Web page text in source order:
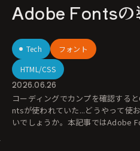
Adobe Fontsの
Tech
フォント
HTML/CSS
2026.06.26
コーディングでカンプを確認する
ntsが使われていた...どうやって使
いでしょうか。本記事ではAdobe